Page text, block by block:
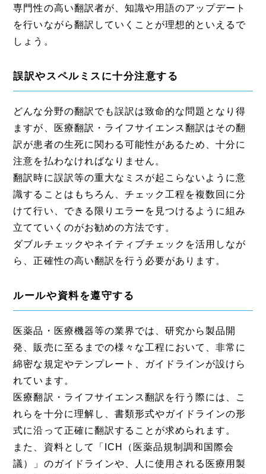
専門性の高い翻訳者が、知識や用語のアップデート
を行いながら翻訳していくことが理想的といえるで
しょう。
誤訳やスペルミスに十分注意する
どんな分野の翻訳でも誤訳は致命的な問題となり得
ますが、医療翻訳・ライフサイエンス翻訳はその翻
訳が患者の生死に関わる可能性があるため、十分に
注意を払わなければなりません。
翻訳時に誤訳等の重大なミスが起こらないように意
識することはもちろん、チェック工程を複数回に分
けて行い、できる限りエラーを見つけるように組み
立てていくのがお勧めの方法です。
ダブルチェックやネイティブチェックを活用しなが
ら、正確性の高い翻訳を行う必要があります。
ルールや資料を遵守する
医薬品・医療機器等の業界では、研究から製品開
発、販売に至るまでの様々な工程において、非常に
綿密な規定やテンプレート、ガイドラインが設けら
れています。
医療翻訳・ライフサイエンス翻訳を行う際には、こ
れらを十分に理解し、書類形式やガイドラインの形
式に沿って正確に翻訳することが求められます。
また、資料として「ICH（医薬品規制調和国際会
議）」のガイドラインや、人に使用される医療用製